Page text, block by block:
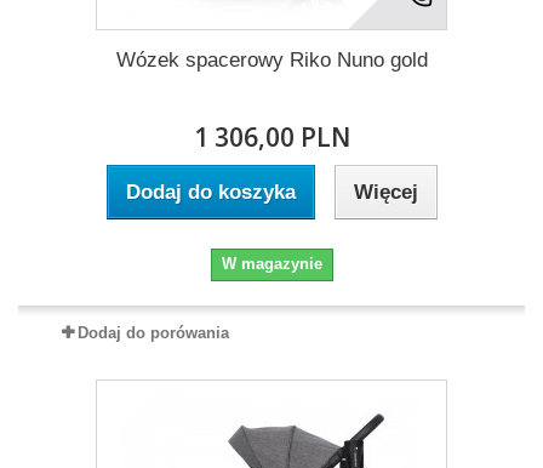
Wózek spacerowy Riko Nuno gold
1 306,00 PLN
Dodaj do koszyka Więcej
W magazynie
Dodaj do porówania